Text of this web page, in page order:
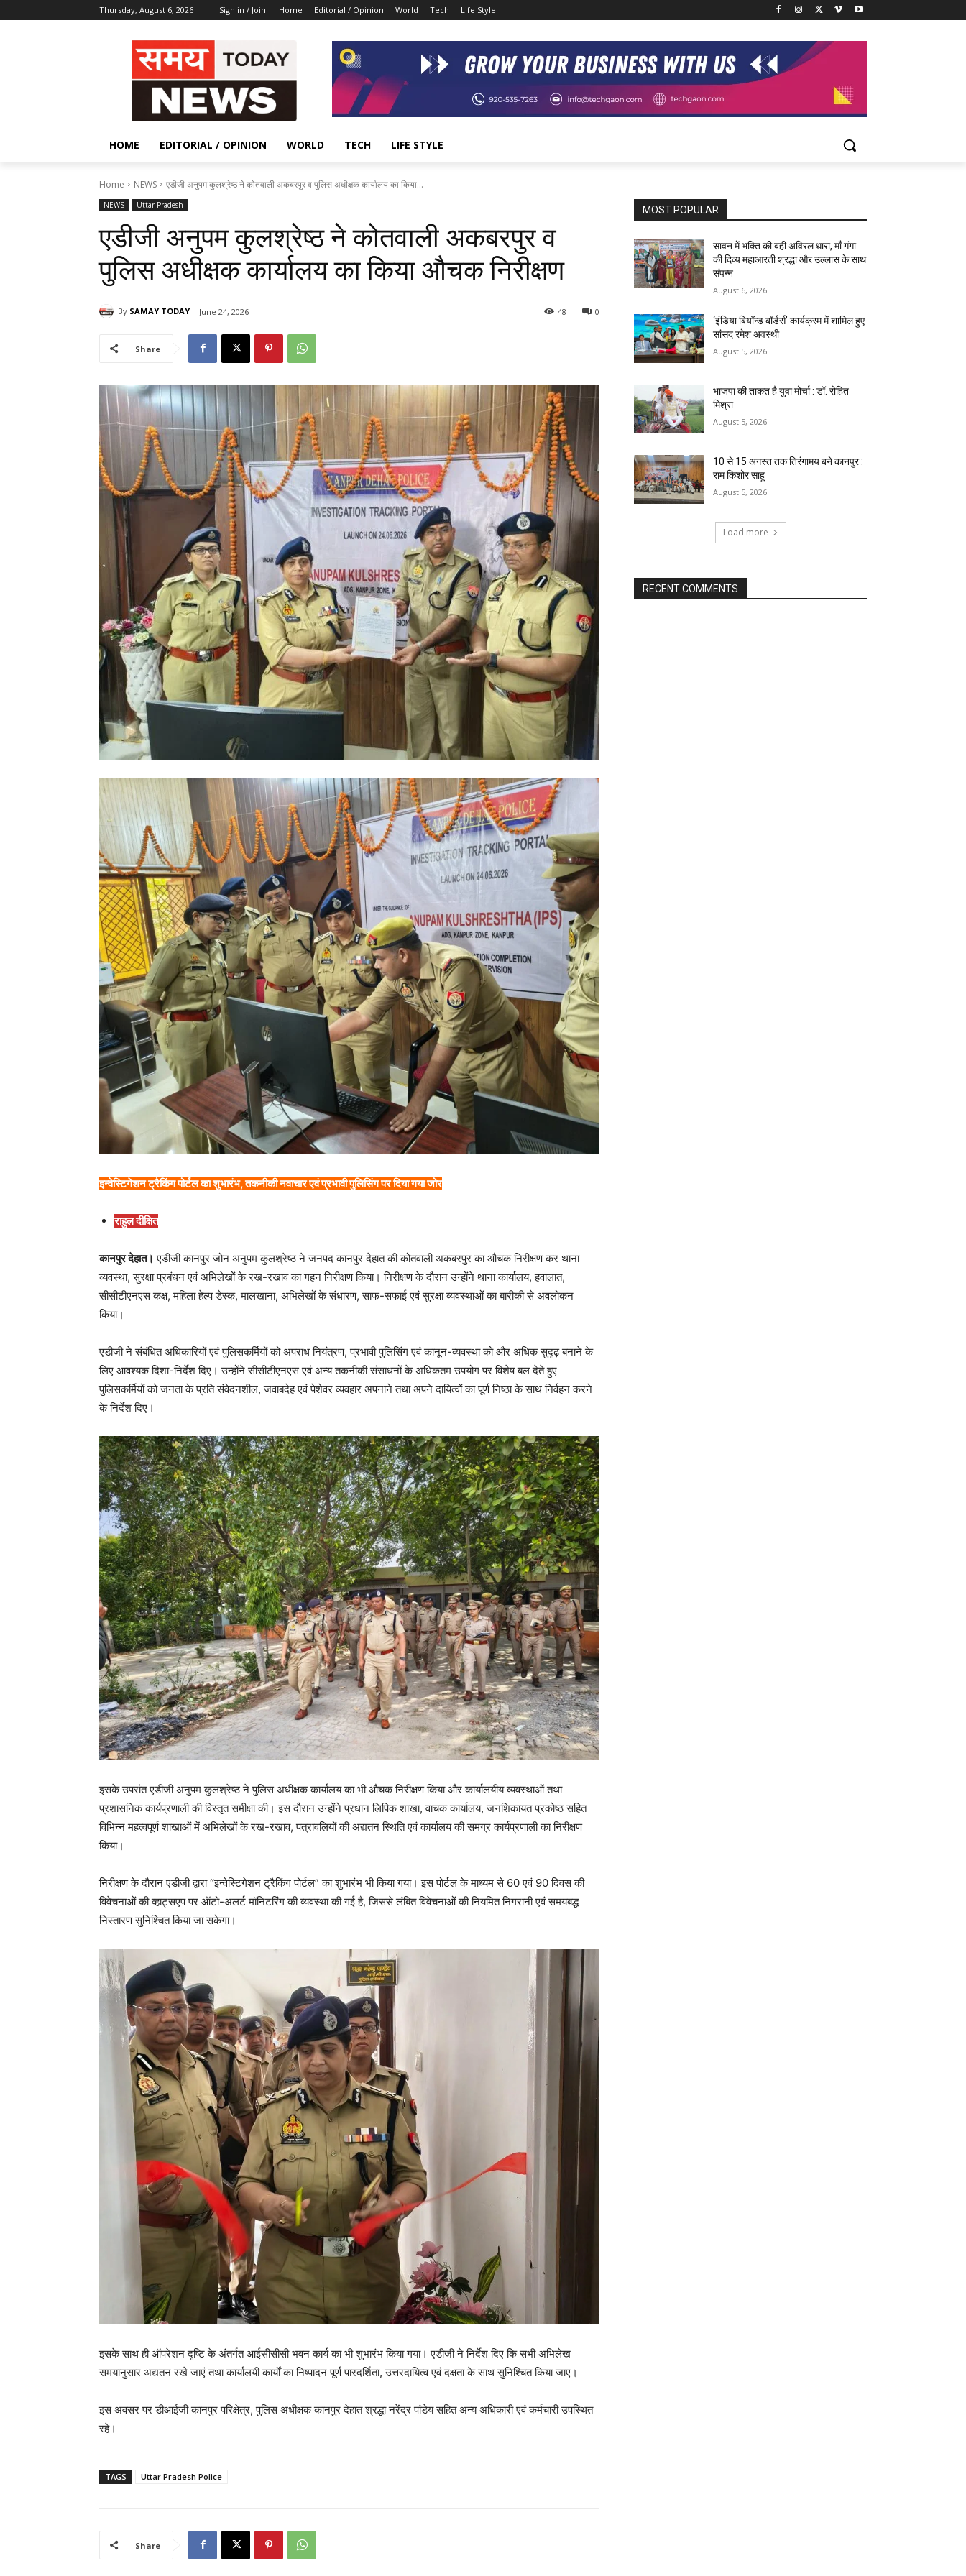
Thursday, August 6, 2026 Sign in / Join Home Editorial / Opinion World Tech Life Style
HOME EDITORIAL / OPINION WORLD TECH LIFE STYLE
Home NEWS एडीजी अनुपम कुलश्रेष्ठ ने कोतवाली अकबरपुर व पुलिस अधीक्षक कार्यालय का किया...
NEWS Uttar Pradesh
एडीजी अनुपम कुलश्रेष्ठ ने कोतवाली अकबरपुर व
पुलिस अधीक्षक कार्यालय का किया औचक निरीक्षण
By SAMAY TODAY June 24, 2026 0
48
Share
इन्वेस्टिगेशन ट्रैकिंग पोर्टल का शुभारंभ, तकनीकी नवाचार एवं प्रभावी पुलिसिंग पर दिया गया जोर
राहुल दीक्षित
कानपुर देहात। एडीजी कानपुर जोन अनुपम कुलश्रेष्ठ ने जनपद कानपुर देहात की कोतवाली अकबरपुर का औचक निरीक्षण कर थाना
व्यवस्था, सुरक्षा प्रबंधन एवं अभिलेखों के रख-रखाव का गहन निरीक्षण किया। निरीक्षण के दौरान उन्होंने थाना कार्यालय, हवालात,
सीसीटीएनएस कक्ष, महिला हेल्प डेस्क, मालखाना, अभिलेखों के संधारण, साफ-सफाई एवं सुरक्षा व्यवस्थाओं का बारीकी से अवलोकन
किया।
एडीजी ने संबंधित अधिकारियों एवं पुलिसकर्मियों को अपराध नियंत्रण, प्रभावी पुलिसिंग एवं कानून-व्यवस्था को और अधिक सुदृढ़ बनाने के
लिए आवश्यक दिशा-निर्देश दिए। उन्होंने सीसीटीएनएस एवं अन्य तकनीकी संसाधनों के अधिकतम उपयोग पर विशेष बल देते हुए
पुलिसकर्मियों को जनता के प्रति संवेदनशील, जवाबदेह एवं पेशेवर व्यवहार अपनाने तथा अपने दायित्वों का पूर्ण निष्ठा के साथ निर्वहन करने
के निर्देश दिए।
इसके उपरांत एडीजी अनुपम कुलश्रेष्ठ ने पुलिस अधीक्षक कार्यालय का भी औचक निरीक्षण किया और कार्यालयीय व्यवस्थाओं तथा
प्रशासनिक कार्यप्रणाली की विस्तृत समीक्षा की। इस दौरान उन्होंने प्रधान लिपिक शाखा, वाचक कार्यालय, जनशिकायत प्रकोष्ठ सहित
विभिन्न महत्वपूर्ण शाखाओं में अभिलेखों के रख-रखाव, पत्रावलियों की अद्यतन स्थिति एवं कार्यालय की समग्र कार्यप्रणाली का निरीक्षण
किया।
निरीक्षण के दौरान एडीजी द्वारा “इन्वेस्टिगेशन ट्रैकिंग पोर्टल” का शुभारंभ भी किया गया। इस पोर्टल के माध्यम से 60 एवं 90 दिवस की
विवेचनाओं की व्हाट्सएप पर ऑटो-अलर्ट मॉनिटरिंग की व्यवस्था की गई है, जिससे लंबित विवेचनाओं की नियमित निगरानी एवं समयबद्ध
निस्तारण सुनिश्चित किया जा सकेगा।
इसके साथ ही ऑपरेशन दृष्टि के अंतर्गत आईसीसीसी भवन कार्य का भी शुभारंभ किया गया। एडीजी ने निर्देश दिए कि सभी अभिलेख
समयानुसार अद्यतन रखे जाएं तथा कार्यालयी कार्यों का निष्पादन पूर्ण पारदर्शिता, उत्तरदायित्व एवं दक्षता के साथ सुनिश्चित किया जाए।
इस अवसर पर डीआईजी कानपुर परिक्षेत्र, पुलिस अधीक्षक कानपुर देहात श्रद्धा नरेंद्र पांडेय सहित अन्य अधिकारी एवं कर्मचारी उपस्थित
रहे।
TAGS Uttar Pradesh Police
Share
MOST POPULAR
सावन में भक्ति की बही अविरल धारा, माँ गंगा
की दिव्य महाआरती श्रद्धा और उल्लास के साथ
संपन्न
August 6, 2026
‘इंडिया बियॉन्ड बॉर्डर्स’ कार्यक्रम में शामिल हुए
सांसद रमेश अवस्थी
August 5, 2026
भाजपा की ताकत है युवा मोर्चा : डॉ. रोहित
मिश्रा
August 5, 2026
10 से 15 अगस्त तक तिरंगामय बने कानपुर :
राम किशोर साहू
August 5, 2026
Load more
RECENT COMMENTS